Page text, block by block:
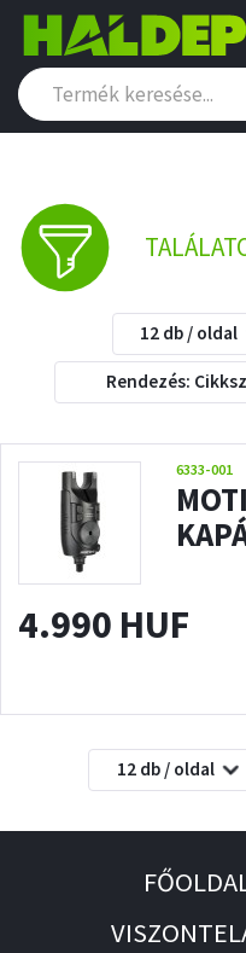
12 db / oldal
Rendezés:
6333-001
4.990 HUF
12 db / oldal